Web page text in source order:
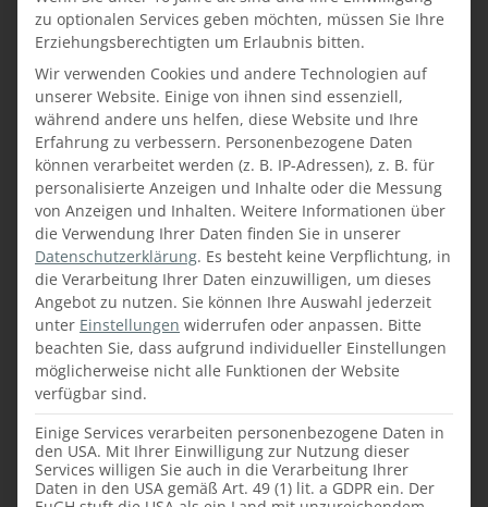
PFLEGEHINWEISE FÜR
KIRSCHBAUMHOLZ
Möbel aus Kirschbaumholz, die
entsprechend gepflegt werden, erhalten mit
den Jahrenmehr „Tiefe“und wirken sehr
wertvoll. Durch die Anwendung vonWachs
oderÖlwird das Holz gepflegt – die
Möbelstücke behalten nahezuunbegrenzt
ihre Schönheit. Kirschbaumholz lässt sich
sehr gut bearbeiten, allerdings neigt das
Holz bei Metallkontakt, wie zum Beispiel mit
ungeeigneten Schrauben oder Nägeln, zu
Verfärbungen.
DurchPolierenerhält die Oberfläche des
zu optionalen Services geben möchten, müssen Sie Ihre
Erziehungsberechtigten um Erlaubnis bitten.
Wir verwenden Cookies und andere Technologien auf
unserer Website. Einige von ihnen sind essenziell,
während andere uns helfen, diese Website und Ihre
Erfahrung zu verbessern. Personenbezogene Daten
können verarbeitet werden (z. B. IP-Adressen), z. B. für
personalisierte Anzeigen und Inhalte oder die Messung
von Anzeigen und Inhalten. Weitere Informationen über
die Verwendung Ihrer Daten finden Sie in unserer
Datenschutzerklärung. Es besteht keine Verpflichtung, in
die Verarbeitung Ihrer Daten einzuwilligen, um dieses
Angebot zu nutzen. Sie können Ihre Auswahl jederzeit
unter Einstellungen widerrufen oder anpassen. Bitte
beachten Sie, dass aufgrund individueller Einstellungen
möglicherweise nicht alle Funktionen der Website
verfügbar sind.
Einige Services verarbeiten personenbezogene Daten in
den USA. Mit Ihrer Einwilligung zur Nutzung dieser
Services willigen Sie auch in die Verarbeitung Ihrer
Daten in den USA gemäß Art. 49 (1) lit. a GDPR ein. Der